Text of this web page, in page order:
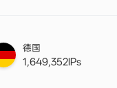
德国
1,649,352IPs